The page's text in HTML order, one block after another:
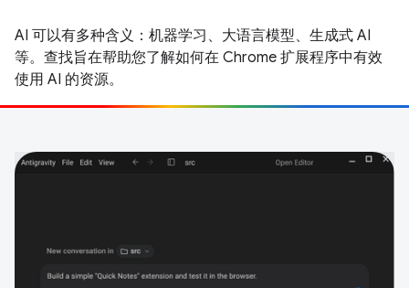
AI 可以有多种含义：机器学习、大语言模型、生成式 AI
等。查找旨在帮助您了解如何在 Chrome 扩展程序中有效
使用 AI 的资源。